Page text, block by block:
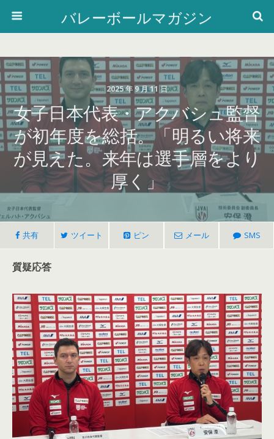
バレーボールマガジン
2025 年 9 月 11 日
女子日本代表・アクバシュ監督
が初年度を総括。「明るい将来
が見えた。来年は選手層をより
厚く」
共有 ツイート ピン メール SMS
質疑応答